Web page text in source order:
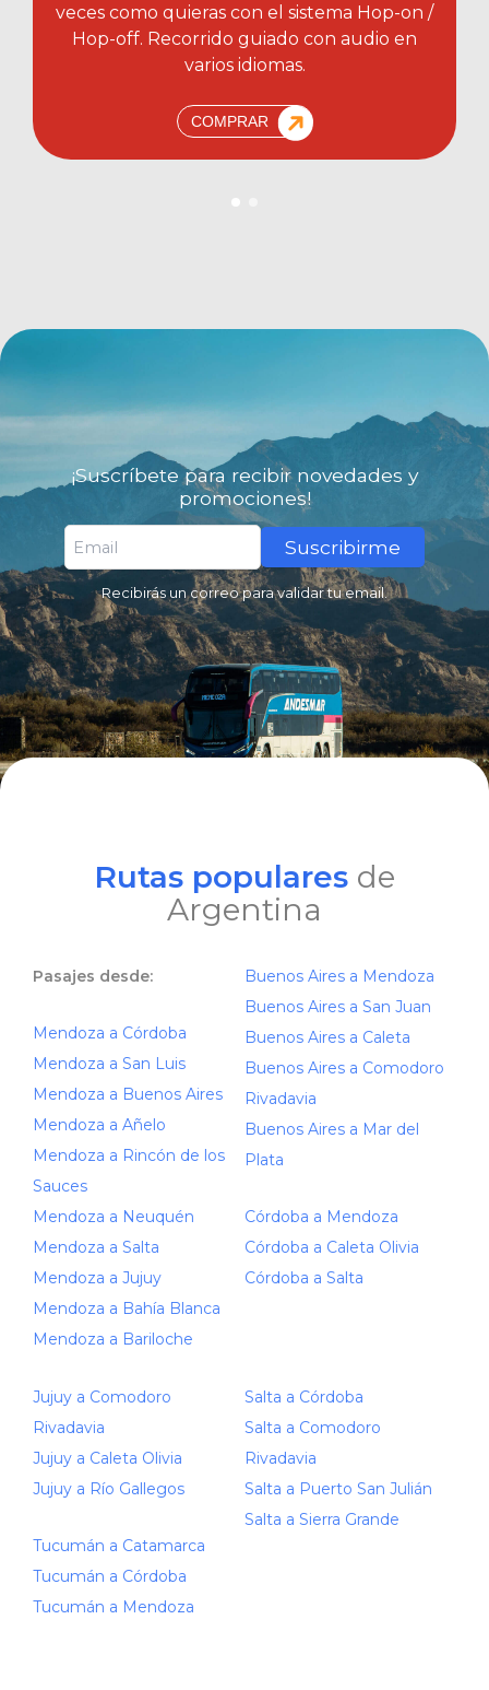
veces como quieras con el sistema Hop-on /
Hop-off. Recorrido guiado con audio en
varios idiomas.
COMPRAR
¡Suscríbete para recibir novedades y
promociones!
Suscribirme
Recibirás un correo para validar tu email.
Rutas populares de
Argentina
Pasajes desde:
Mendoza a Córdoba
Mendoza a San Luis
Mendoza a Buenos Aires
Mendoza a Añelo
Mendoza a Rincón de los
Sauces
Mendoza a Neuquén
Mendoza a Salta
Mendoza a Jujuy
Mendoza a Bahía Blanca
Mendoza a Bariloche
Buenos Aires a Mendoza
Buenos Aires a San Juan
Buenos Aires a Caleta
Buenos Aires a Comodoro
Rivadavia
Buenos Aires a Mar del
Plata
Córdoba a Mendoza
Córdoba a Caleta Olivia
Córdoba a Salta
Jujuy a Comodoro
Rivadavia
Jujuy a Caleta Olivia
Jujuy a Río Gallegos
Tucumán a Catamarca
Tucumán a Córdoba
Tucumán a Mendoza
Salta a Córdoba
Salta a Comodoro
Rivadavia
Salta a Puerto San Julián
Salta a Sierra Grande